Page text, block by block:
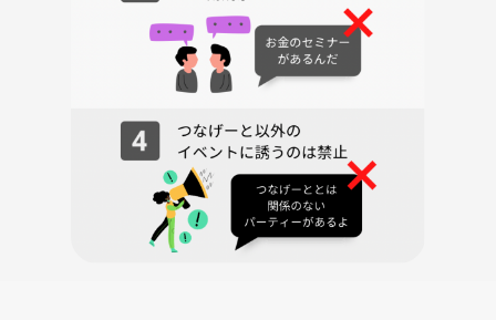
より多くの方と交流できます♪
5️⃣ 終了・LINEグループ作成（任意）
希望者でLINEグループを作成します♪
* ほとんどの方がお一人参加＆初参加です！
* 会話が苦手な方も、主催者がしっかりフォロー！